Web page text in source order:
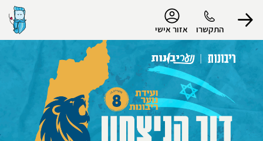
התקשרו אזור אישי
הפרופיל שלי
התנתק